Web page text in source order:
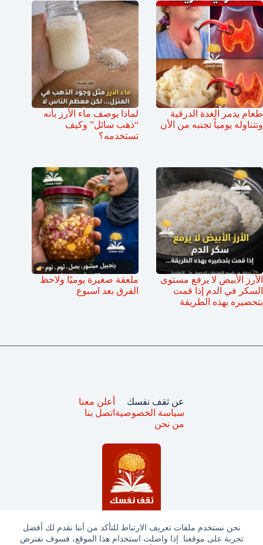
نحن نستخدم ملفات تعريف الارتباط للتأكد من أننا نقدم لك أفضل
تجربة على موقعنا. إذا واصلت استخدام هذا الموقع، فسوف نفترض
طعام يدمر الغدة الدرقية
وتتناوله يومياً تجنبه من الأن
لماذا يوصف ماء الأرز بأنه
“ذهب سائل” وكيف
تستخدمه؟
الأرز الأبيض لا يرفع مستوى
السكر في الدم إذا قمت
بتحضيره بهذه الطريقة
ملعقة صغيرة يوميًا ولاحظ
الفرق بعد اسبوع
عن ثقف نفسك
سياسة الخصوصية
من نحن
أعلن معنا
اتصل بنا